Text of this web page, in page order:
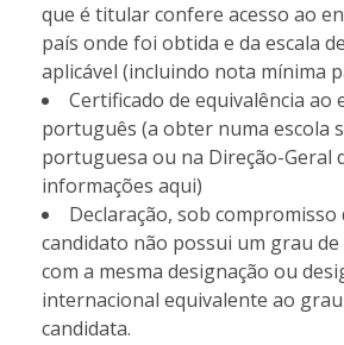
que é titular confere acesso ao
país onde foi obtida e da escala
aplicável (incluindo nota mínima
Certificado de equivalência ao
português (a obter numa escola
portuguesa ou na Direção-Geral
informações aqui)
Declaração, sob
candidato não possui um grau
com a mesma designação ou
internacional equivalente ao grau
candidata.